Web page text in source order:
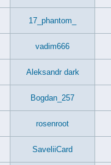
17_phantom_
vadim666
Aleksandr dark
Bogdan_257
rosenroot
SaveliiCard